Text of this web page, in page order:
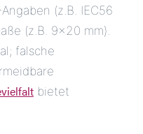
(z.B. IEC56
(z.B. 9×20 mm).
falsche
bietet